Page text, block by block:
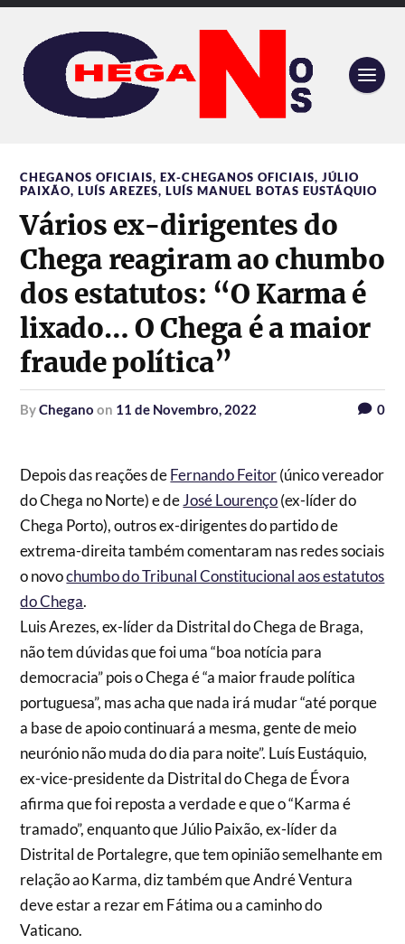
CHEGANOS OFICIAIS,EX-CHEGANOS OFICIAIS,JÚLIO
PAIXÃO,LUÍS AREZES,LUÍS MANUEL BOTAS EUSTÁQUIO
Vários ex-dirigentes do
Chega reagiram ao chumbo
dos estatutos: “O Karma é
lixado… O Chega é a maior
fraude política”
byChegano on 11 de Novembro, 2022 0
Depois das reações deFernando Feitor(único vereador
do Chega no Norte) e deJosé Lourenço(ex-líder do
Chega Porto), outros ex-dirigentes do partido de
extrema-direita também comentaram nas redes sociais
o novochumbo do Tribunal Constitucional aos estatutos
do Chega.
Luis Arezes, ex-líder da Distrital do Chega de Braga,
não tem dúvidas que foi uma “boa notícia para
democracia” pois o Chega é “a maior fraude política
portuguesa”, mas acha que nada irá mudar “até porque
a base de apoio continuará a mesma, gente de meio
neurónio não muda do dia para noite”. Luís Eustáquio,
ex-vice-presidente da Distrital do Chega de Évora
afirma que foi reposta a verdade e que o “Karma é
tramado”, enquanto que Júlio Paixão, ex-líder da
Distrital de Portalegre, que tem opinião semelhante em
relação ao Karma, diz também que André Ventura
deve estar a rezar em Fátima ou a caminho do
Vaticano.